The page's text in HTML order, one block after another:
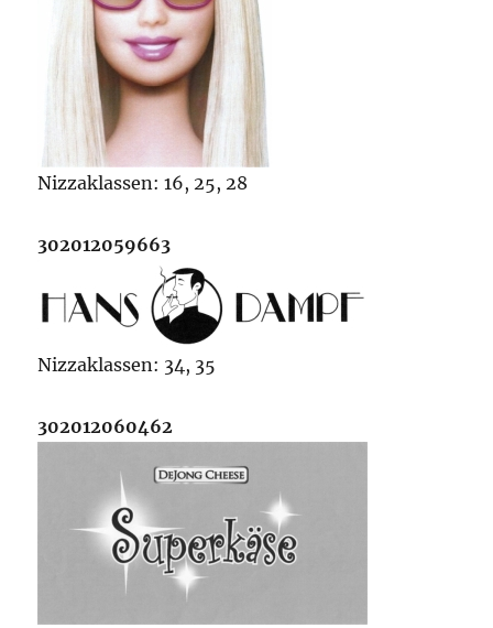
Nizzaklassen: 16, 25, 28
302012059663
Nizzaklassen: 34, 35
302012060462